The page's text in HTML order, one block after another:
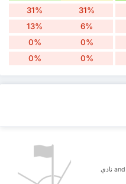
31%
31%
6%
13%
0%
0%
0%
0%
‏بين دي جرافشاب and نادي